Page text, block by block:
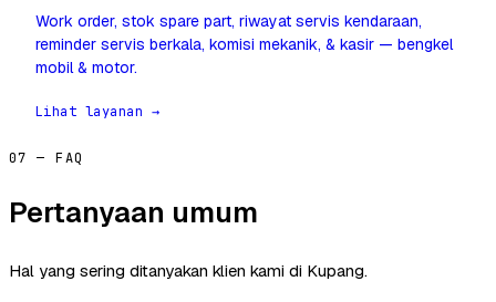
Work order, stok spare part, riwayat servis kendaraan,
reminder servis berkala, komisi mekanik, & kasir — bengkel
mobil & motor.
Lihat layanan →
07 — FAQ
Pertanyaan umum
Hal yang sering ditanyakan klien kami di Kupang.